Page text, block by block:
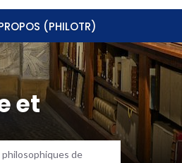
(PHILOTR)
et
de